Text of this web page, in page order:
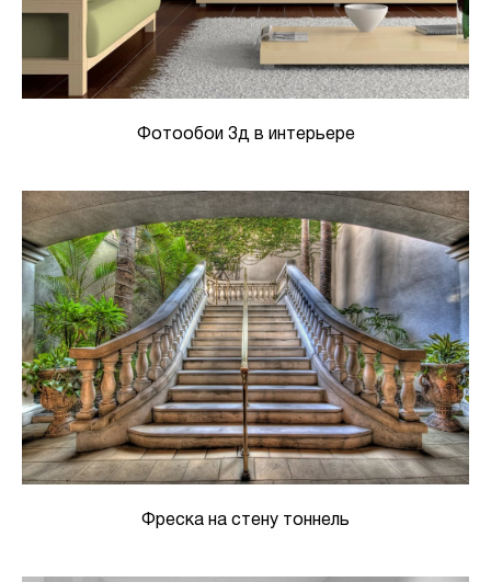
Фотообои 3д в интерьере
Фреска на стену тоннель